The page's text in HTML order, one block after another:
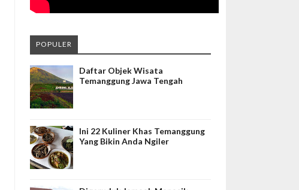
POPULER
Daftar Objek Wisata
Temanggung Jawa Tengah
Ini 22 Kuliner Khas Temanggung
Yang Bikin Anda Ngiler